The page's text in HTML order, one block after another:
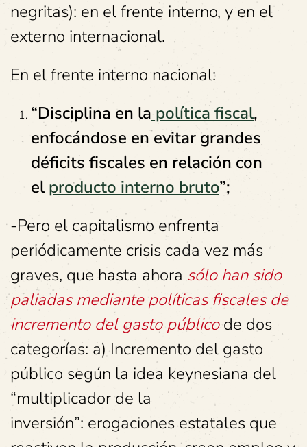
negritas): en el frente interno, y en el
externo internacional.
En el frente interno nacional:
“Disciplina en la política fiscal,
enfocándose en evitar grandes
déficits fiscales en relación con
el producto interno bruto”;
-Pero el capitalismo enfrenta
periódicamente crisis cada vez más
graves, que hasta ahora sólo han sido
paliadas mediante políticas fiscales de
incremento del gasto públicode dos
categorías: a) Incremento del gasto
público según la idea keynesiana del
“multiplicador de la
inversión”: erogaciones estatales que